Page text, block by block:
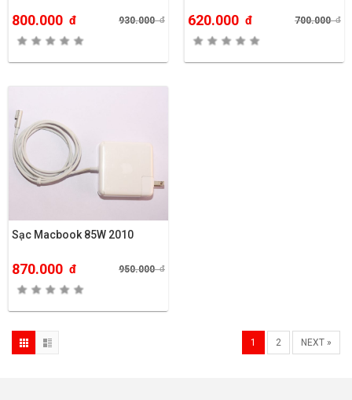
800.000 đ 930.000đ 620.000 đ 700.000đ
Sạc Macbook 85W 2010
870.000 đ 950.000đ
1 2 NEXT »